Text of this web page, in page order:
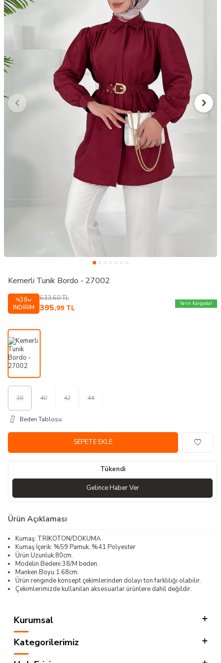
Kemerli Tunik Bordo - 27002
%38
İNDIRIM
633,60TL
395,99 TL
Yarın Kargoda!
38 40 42 44
Beden Tablosu
SEPETE EKLE
Tükendi
Gelince Haber Ver
Ürün Açıklaması
Kumaş: TRİKOTON/DOKUMA
Kumaş İçerik: %59 Pamuk, %41 Polyester
Ürün Uzunluk:80cm.
Modelin Bedeni:38/M beden.
Manken Boyu:1.68cm.
Ürün renginde konsept çekimlerinden dolayı ton farklılığı olabilir.
Çekimlerimizde kullanılan aksesuarlar ürünlere dahil değildir.
Kurumsal
Kategorilerimiz